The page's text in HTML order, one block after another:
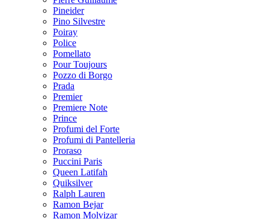
Pineider
Pino Silvestre
Poiray
Police
Pomellato
Pour Toujours
Pozzo di Borgo
Prada
Premier
Premiere Note
Prince
Profumi del Forte
Profumi di Pantelleria
Proraso
Puccini Paris
Queen Latifah
Quiksilver
Ralph Lauren
Ramon Bejar
Ramon Molvizar